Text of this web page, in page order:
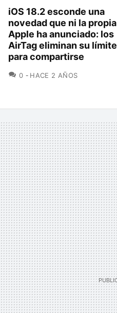
iOS 18.2 esconde una
novedad que ni la propia
Apple ha anunciado: los
AirTag eliminan su límite
para compartirse
0 COMENTARIOS
HACE 2 AÑOS